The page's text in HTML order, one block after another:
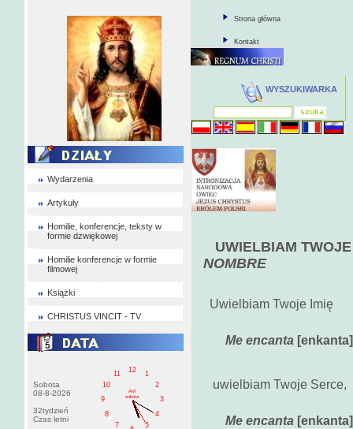
Wydarzenia
Artykuły
Homilie, konferencje, teksty w
formie dzwiękowej
Homilie konferencje w formie
filmowej
Książki
CHRISTUS VINCIT - TV
Sobota
08-8-2026
32tydzień
Czas letni
1
2
3
4
5
7
8
9
10
11
12
AM
sobota
Strona główna
Kontakt
WYSZUKIWARKA
UWIELBIAM
NOMBRE
Uwielbiam Twoje Imię
Me encanta [enkanta]
uwielbiam Twoje
Me encanta [enkanta]